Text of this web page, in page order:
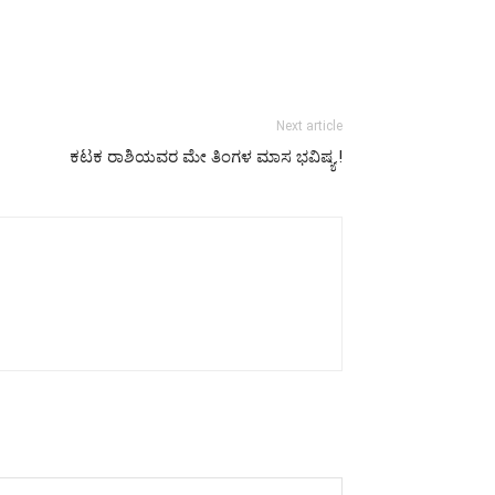
Next article
ಕಟಕ ರಾಶಿಯವರ ಮೇ ತಿಂಗಳ ಮಾಸ ಭವಿಷ್ಯ.!